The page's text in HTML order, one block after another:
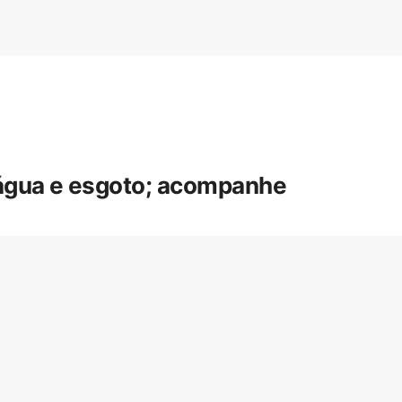
e esgoto; acompanhe